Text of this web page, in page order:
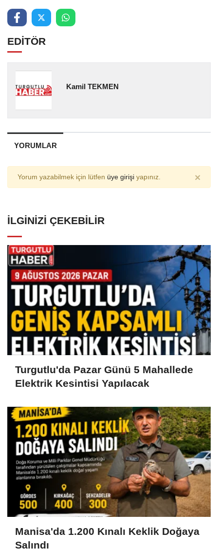
EDİTÖR
Kamil TEKMEN
YORUMLAR
Yorum yazabilmek için lütfen üye girişi yapınız. ×
İLGINIZI ÇEKEBILIR
Turgutlu'da Pazar Günü 5 Mahallede
Elektrik Kesintisi Yapılacak
Manisa'da 1.200 Kınalı Keklik Doğaya
Salındı